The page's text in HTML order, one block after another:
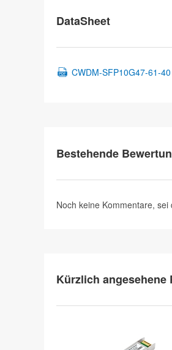
DataSheet
CWDM-SFP10G47-61-
Bestehende
Noch keine Kommentare, sei
Kürzlich angesehene